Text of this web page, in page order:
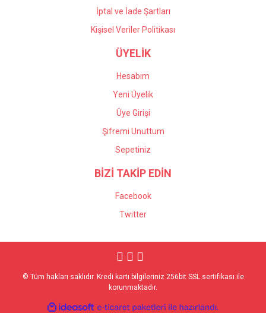
İptal ve İade Şartları
Kişisel Veriler Politikası
ÜYELİK
Hesabım
Yeni Üyelik
Üye Girişi
Şifremi Unuttum
Sepetiniz
BİZİ TAKİP EDİN
Facebook
Twitter
© Tüm hakları saklıdır. Kredi kartı bilgileriniz 256bit SSL sertifikası ile
korunmaktadır.
ideasoft e-